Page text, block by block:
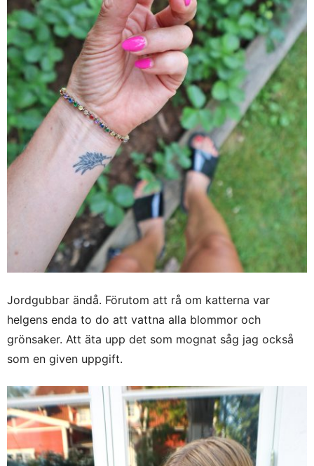
Jordgubbar ändå. Förutom att rå om katterna var
helgens enda to do att vattna alla blommor och
grönsaker. Att äta upp det som mognat såg jag också
som en given uppgift.